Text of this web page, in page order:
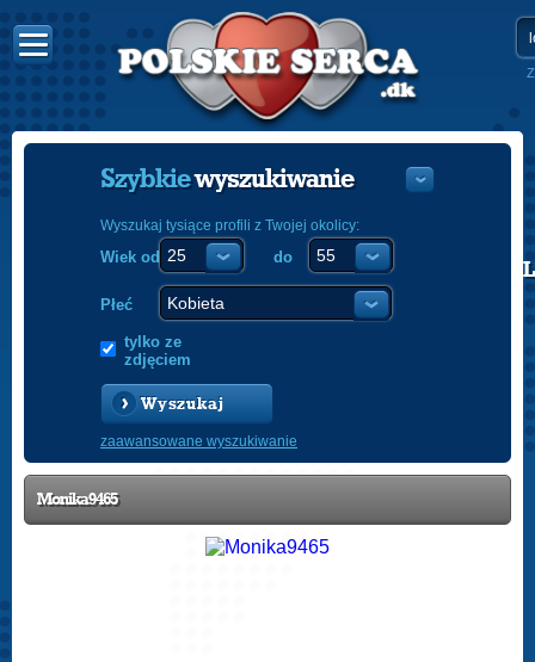
POLISH
Szybkiewyszukiwanie
Wyszukaj tysiące profili z Twojej okolicy:
Wiek od do
Płeć
tylko ze
zdjęciem
Wyszukaj
zaawansowane wyszukiwanie
Monika9465